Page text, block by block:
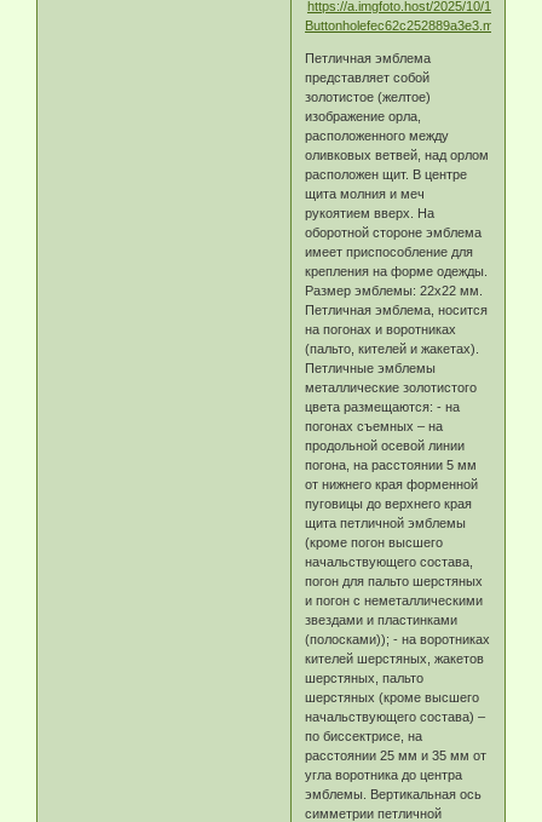
Петличная эмблема
представляет собой
золотистое (желтое)
изображение орла,
расположенного между
оливковых ветвей, над орлом
расположен щит. В центре
щита молния и меч
рукоятием вверх. На
оборотной стороне эмблема
имеет приспособление для
крепления на форме одежды.
Размер эмблемы: 22х22 мм.
Петличная эмблема, носится
на погонах и воротниках
(пальто, кителей и жакетах).
Петличные эмблемы
металлические золотистого
цвета размещаются: - на
погонах съемных – на
продольной осевой линии
погона, на расстоянии 5 мм
от нижнего края форменной
пуговицы до верхнего края
щита петличной эмблемы
(кроме погон высшего
начальствующего состава,
погон для пальто шерстяных
и погон с неметаллическими
звездами и пластинками
(полосками)); - на воротниках
кителей шерстяных, жакетов
шерстяных, пальто
шерстяных (кроме высшего
начальствующего состава) –
по биссектрисе, на
расстоянии 25 мм и 35 мм от
угла воротника до центра
эмблемы. Вертикальная ось
симметрии петличной